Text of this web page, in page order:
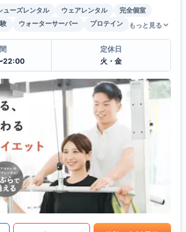
ューズレンタル ウェアレンタル
完全個室
ウォーターサーバー プロテイン もっと見る
22:00
定休日
火・金